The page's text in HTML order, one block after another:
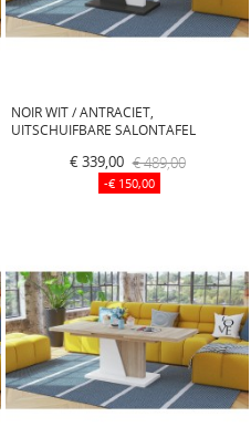
NOIR WIT / ANTRACIET,
UITSCHUIFBARE SALONTAFEL
€ 339,00 € 489,00
-€ 150,00